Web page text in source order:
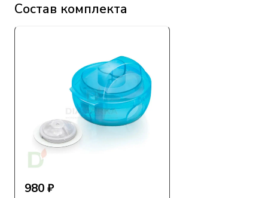
Состав комплекта
980 ₽